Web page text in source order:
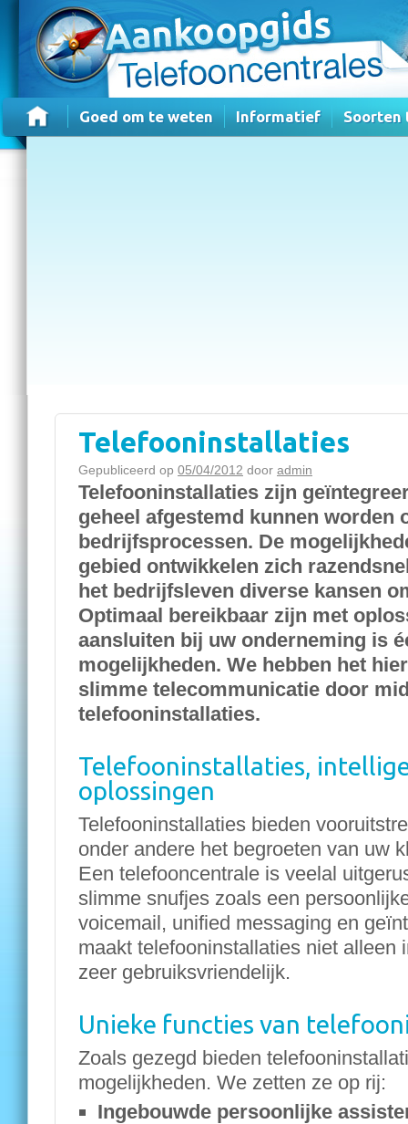
Goed om te weten Informatief Soorten
Telefooninstallaties
Gepubliceerd op 05/04/2012 door admin
Telefooninstallaties zijn
geheel afgestemd kunnen worden
bedrijfsprocessen. De
gebied ontwikkelen zich
het bedrijfsleven diverse kansen
Optimaal bereikbaar zijn met
aansluiten bij uw onderneming is
mogelijkheden. We hebben het
slimme telecommunicatie door
telefooninstallaties.
Telefooninstallaties,
oplossingen
Telefooninstallaties bieden
onder andere het begroeten van uw
Een telefooncentrale is veelal
slimme snufjes zoals een
voicemail, unified messaging en
maakt telefooninstallaties niet alleen
zeer gebruiksvriendelijk.
Unieke functies van
Zoals gezegd bieden
mogelijkheden. We zetten ze op rij:
Ingebouwde persoonlijke